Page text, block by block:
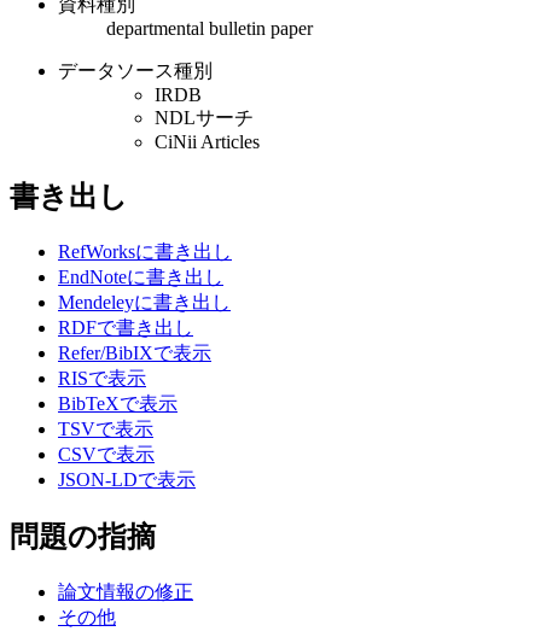
資料種別
departmental bulletin paper
データソース種別
IRDB
NDLサーチ
CiNii Articles
書き出し
RefWorksに書き出し
EndNoteに書き出し
Mendeleyに書き出し
RDFで書き出し
Refer/BibIXで表示
RISで表示
BibTeXで表示
TSVで表示
CSVで表示
JSON-LDで表示
問題の指摘
論文情報の修正
その他